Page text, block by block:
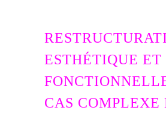
ESTHÉTIQUE ET
CAS COMPLEXE